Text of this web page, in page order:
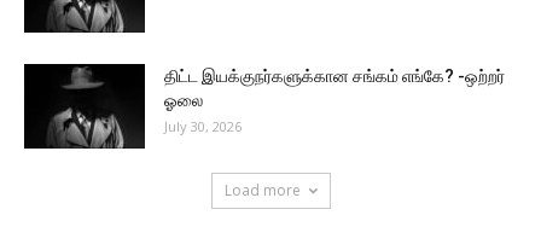
திட்ட இயக்குநர்களுக்கான சங்கம் எங்கே? -ஒற்றர்
ஓலை
July 30, 2026
Load more